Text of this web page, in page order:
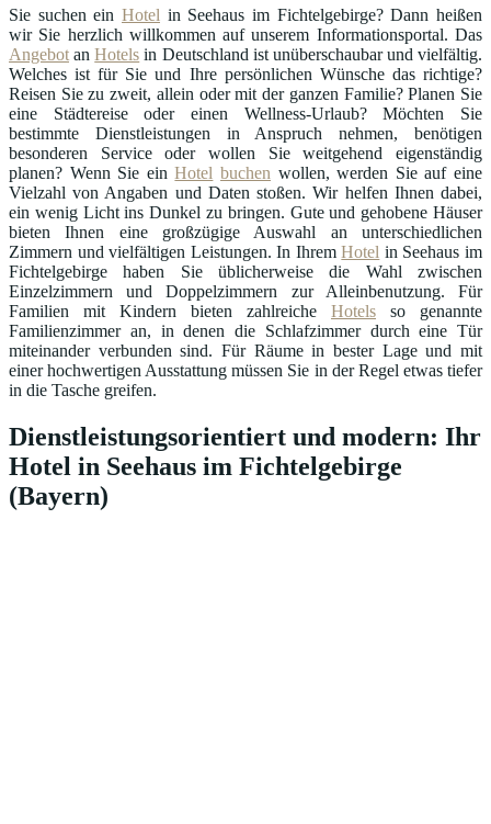
Sie suchen ein Hotel in Seehaus im Fichtelgebirge? Dann heißen
wir Sie herzlich willkommen auf unserem Informationsportal. Das
Angebot anHotels in Deutschland ist unüberschaubar und vielfältig.
Welches ist für Sie und Ihre persönlichen Wünsche das richtige?
Reisen Sie zu zweit, allein oder mit der ganzen Familie? Planen Sie
eine Städtereise oder einen Wellness-Urlaub? Möchten Sie
bestimmte Dienstleistungen in Anspruch nehmen, benötigen
besonderen Service oder wollen Sie weitgehend eigenständig
planen? Wenn Sie einHotel buchen wollen, werden Sie auf eine
Vielzahl von Angaben und Daten stoßen. Wir helfen Ihnen dabei,
ein wenig Licht ins Dunkel zu bringen. Gute und gehobene Häuser
bieten Ihnen eine großzügige Auswahl an unterschiedlichen
Zimmern und vielfältigen Leistungen. In IhremHotel in Seehaus im
Fichtelgebirge haben Sie üblicherweise die Wahl zwischen
Einzelzimmern und Doppelzimmern zur Alleinbenutzung. Für
Familien mit Kindern bieten zahlreiche Hotels so genannte
Familienzimmer an, in denen die Schlafzimmer durch eine Tür
miteinander verbunden sind. Für Räume in bester Lage und mit
einer hochwertigen Ausstattung müssen Sie in der Regel etwas tiefer
in die Tasche greifen.
Dienstleistungsorientiert und modern: Ihr
Hotel in Seehaus im Fichtelgebirge
(Bayern)